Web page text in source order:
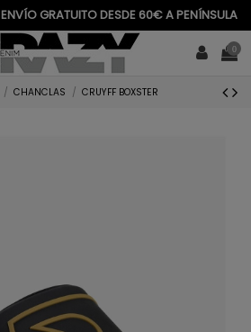
ENVÍO GRATUITO DESDE 60€ A PENÍNSULA
0
CHANCLAS CRUYFF BOXSTER